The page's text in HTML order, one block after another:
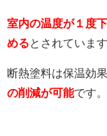
室内の温度が１度
めるとされています
断熱塗料は保温効
の削減が可能です。